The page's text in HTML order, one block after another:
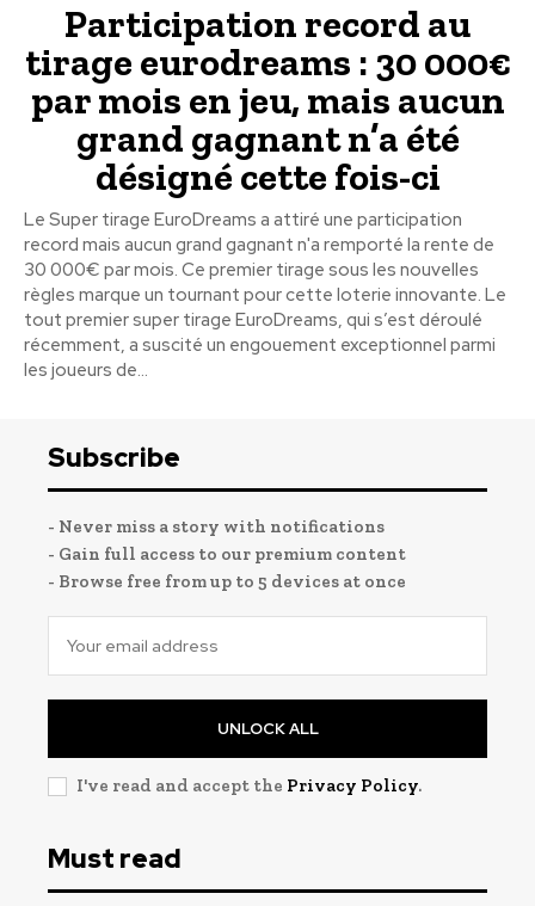
Participation record au
tirage eurodreams : 30 000€
par mois en jeu, mais aucun
grand gagnant n’a été
désigné cette fois-ci
Le Super tirage EuroDreams a attiré une participation
record mais aucun grand gagnant n'a remporté la rente de
30 000€ par mois. Ce premier tirage sous les nouvelles
règles marque un tournant pour cette loterie innovante. Le
tout premier super tirage EuroDreams, qui s’est déroulé
récemment, a suscité un engouement exceptionnel parmi
les joueurs de...
Subscribe
- Never miss a story with notifications
- Gain full access to our premium content
- Browse free from up to 5 devices at once
UNLOCK ALL
I've read and accept the Privacy Policy.
Must read